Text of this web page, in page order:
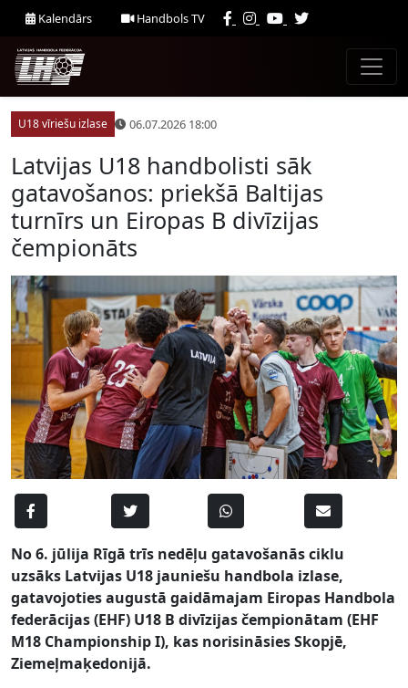
Kalendārs Handbols TV
U18 vīriešu izlase 06.07.2026 18:00
Latvijas U18 handbolisti sāk
gatavošanos: priekšā Baltijas
turnīrs un Eiropas B divīzijas
čempionāts
No 6. jūlija Rīgā trīs nedēļu gatavošanās ciklu
uzsāks Latvijas U18 jauniešu handbola izlase,
gatavojoties augustā gaidāmajam Eiropas Handbola
federācijas (EHF) U18 B divīzijas čempionātam (EHF
M18 Championship I), kas norisināsies Skopjē,
Ziemeļmaķedonijā.